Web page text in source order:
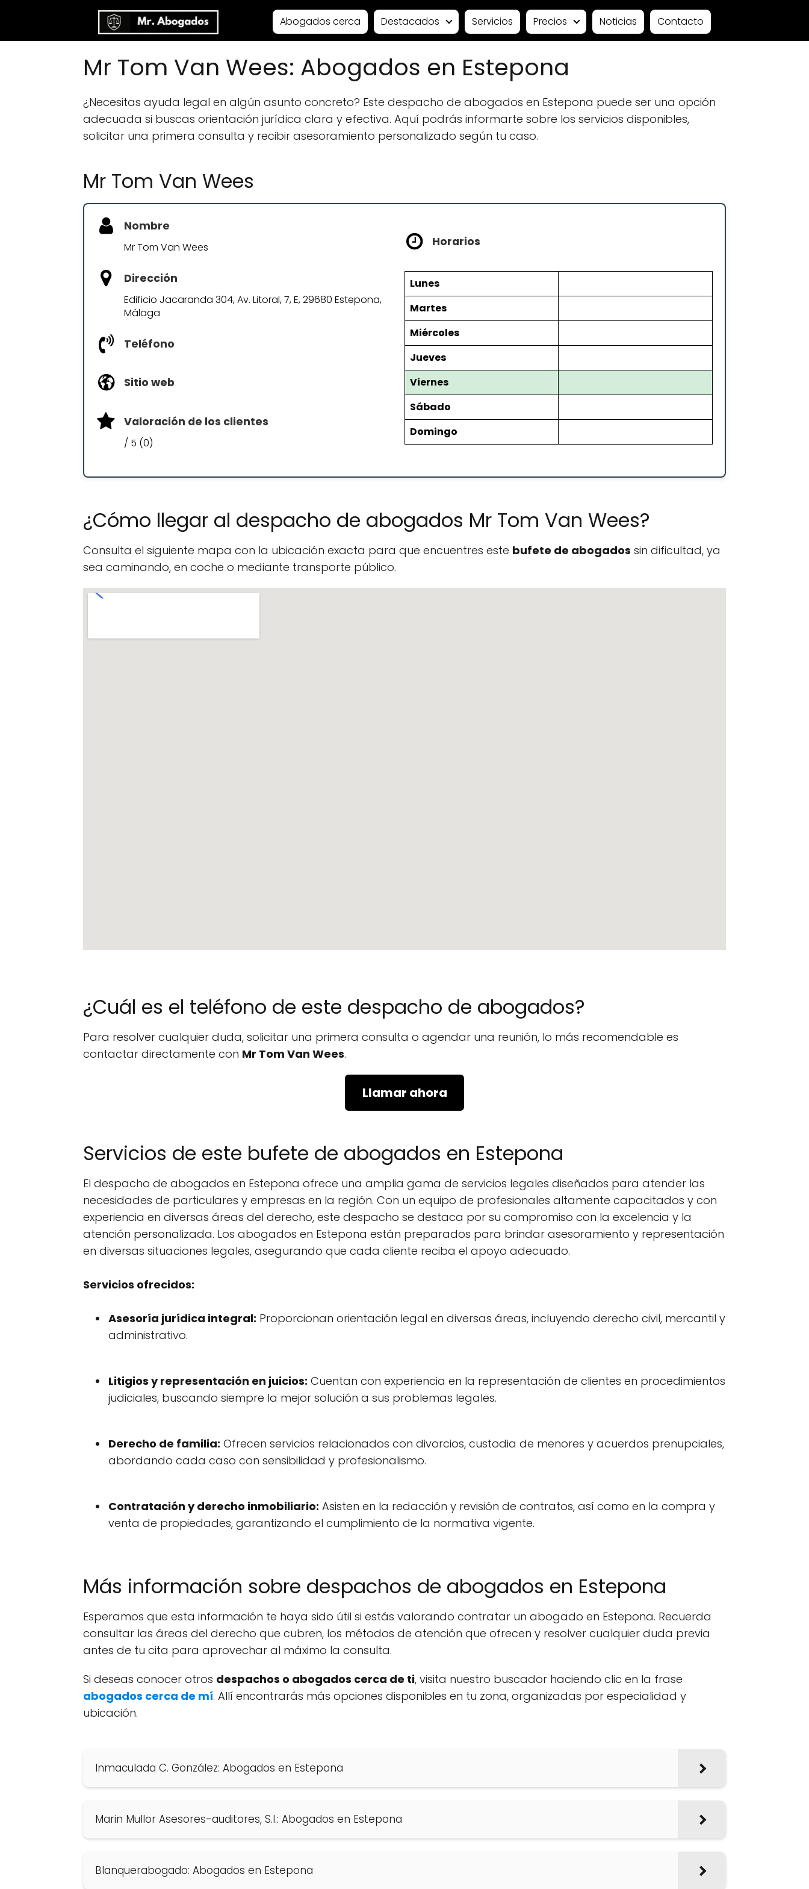
Abogados cerca Destacados Servicios Precios Noticias Contacto
Mr Tom Van Wees: Abogados en Estepona
¿Necesitas ayuda legal en algún asunto concreto? Este despacho de abogados en Estepona puede ser una opción
adecuada si buscas orientación jurídica clara y efectiva. Aquí podrás informarte sobre los servicios disponibles,
solicitar una primera consulta y recibir asesoramiento personalizado según tu caso.
Mr Tom Van Wees
Nombre
Mr Tom Van Wees
Dirección
Edificio Jacaranda 304, Av. Litoral, 7, E, 29680 Estepona,
Málaga
Teléfono
Sitio web
Valoración de los clientes
/ 5 (0)
Horarios
Lunes
Martes
Miércoles
Jueves
Viernes
Sábado
Domingo
¿Cómo llegar al despacho de abogados Mr Tom Van Wees?
Consulta el siguiente mapa con la ubicación exacta para que encuentres este bufete de abogados sin dificultad, ya
sea caminando, en coche o mediante transporte público.
¿Cuál es el teléfono de este despacho de abogados?
Para resolver cualquier duda, solicitar una primera consulta o agendar una reunión, lo más recomendable es
contactar directamente con Mr Tom Van Wees.
Llamar ahora
Servicios de este bufete de abogados en Estepona
El despacho de abogados en Estepona ofrece una amplia gama de servicios legales diseñados para atender las
necesidades de particulares y empresas en la región. Con un equipo de profesionales altamente capacitados y con
experiencia en diversas áreas del derecho, este despacho se destaca por su compromiso con la excelencia y la
atención personalizada. Los abogados en Estepona están preparados para brindar asesoramiento y representación
en diversas situaciones legales, asegurando que cada cliente reciba el apoyo adecuado.
Servicios ofrecidos:
Asesoría jurídica integral: Proporcionan orientación legal en diversas áreas, incluyendo derecho civil, mercantil y
administrativo.
Litigios y representación en juicios: Cuentan con experiencia en la representación de clientes en procedimientos
judiciales, buscando siempre la mejor solución a sus problemas legales.
Derecho de familia: Ofrecen servicios relacionados con divorcios, custodia de menores y acuerdos prenupciales,
abordando cada caso con sensibilidad y profesionalismo.
Contratación y derecho inmobiliario: Asisten en la redacción y revisión de contratos, así como en la compra y
venta de propiedades, garantizando el cumplimiento de la normativa vigente.
Más información sobre despachos de abogados en Estepona
Esperamos que esta información te haya sido útil si estás valorando contratar un abogado en Estepona. Recuerda
consultar las áreas del derecho que cubren, los métodos de atención que ofrecen y resolver cualquier duda previa
antes de tu cita para aprovechar al máximo la consulta.
Si deseas conocer otros despachos o abogados cerca de ti, visita nuestro buscador haciendo clic en la frase
abogados cerca de mí. Allí encontrarás más opciones disponibles en tu zona, organizadas por especialidad y
ubicación.
Inmaculada C. González: Abogados en Estepona
Marin Mullor Asesores-auditores, S.l.: Abogados en Estepona
Blanquerabogado: Abogados en Estepona